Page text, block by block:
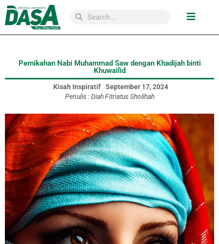
Pernikahan Nabi Muhammad Saw dengan Khadijah binti
Khuwailid
Kisah Inspiratif
September 17, 2024
Penulis :Diah Fitriatus Sholihah